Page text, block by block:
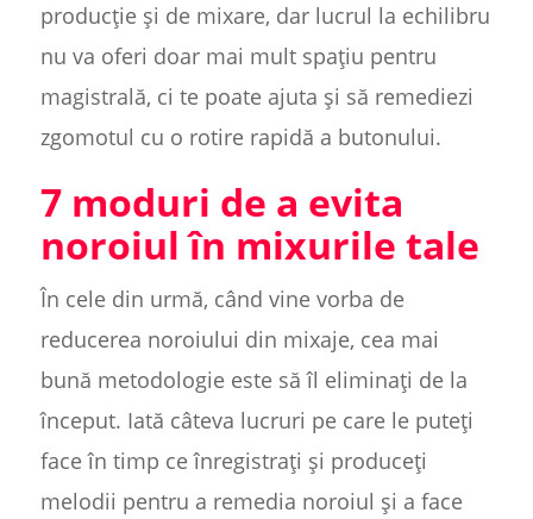
producție și de mixare, dar lucrul la echilibru
nu va oferi doar mai mult spațiu pentru
magistrală, ci te poate ajuta și să remediezi
zgomotul cu o rotire rapidă a butonului.
7 moduri de a evita
noroiul în mixurile tale
În cele din urmă, când vine vorba de
reducerea noroiului din mixaje, cea mai
bună metodologie este să îl eliminați de la
început. Iată câteva lucruri pe care le puteți
face în timp ce înregistrați și produceți
melodii pentru a remedia noroiul și a face